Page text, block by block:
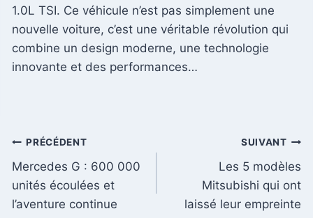
1.0L TSI. Ce véhicule n’est pas simplement une
nouvelle voiture, c’est une véritable révolution qui
combine un design moderne, une technologie
innovante et des performances…
Navigation
de
l’article
PRÉCÉDENT
Mercedes G : 600 000
unités écoulées et
l’aventure continue
SUIVANT
Les 5 modèles
Mitsubishi qui ont
laissé leur empreinte